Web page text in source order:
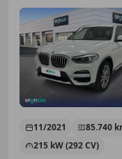
11/2021 85.740
215 kW (292 CV)